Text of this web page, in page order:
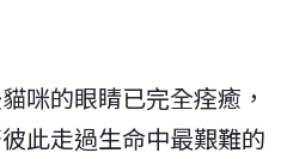
咪的眼睛已完全痊癒，
此走過生命中最艱難的